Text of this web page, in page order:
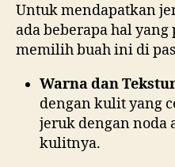
Untuk mendapatkan
ada beberapa hal
memilih buah ini di
Warna dan
dengan kulit yang
jeruk dengan noda
kulitnya.